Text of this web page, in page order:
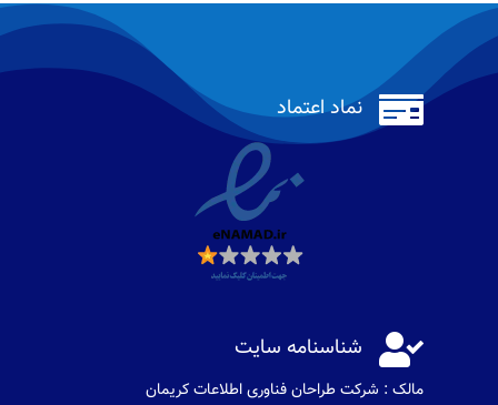
 نماد اعتماد
 شناسنامه سایت
مالک : شرکت طراحان فناوری اطلاعات كريمان